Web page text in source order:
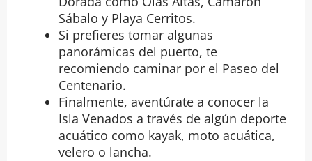
Sábalo y Playa Cerritos.
Si prefieres tomar algunas
panorámicas del puerto, te
recomiendo caminar por el Paseo del
Centenario.
Finalmente, aventúrate a conocer la
Isla Venados a través de algún deporte
acuático como kayak, moto acuática,
velero o lancha.